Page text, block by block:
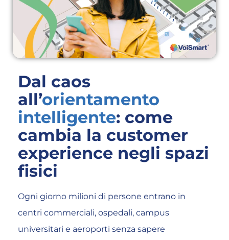
Dal caos
all’orientamento
intelligente: come
cambia la customer
experience negli spazi
fisici
Ogni giorno milioni di persone entrano in
centri commerciali, ospedali, campus
universitari e aeroporti senza sapere